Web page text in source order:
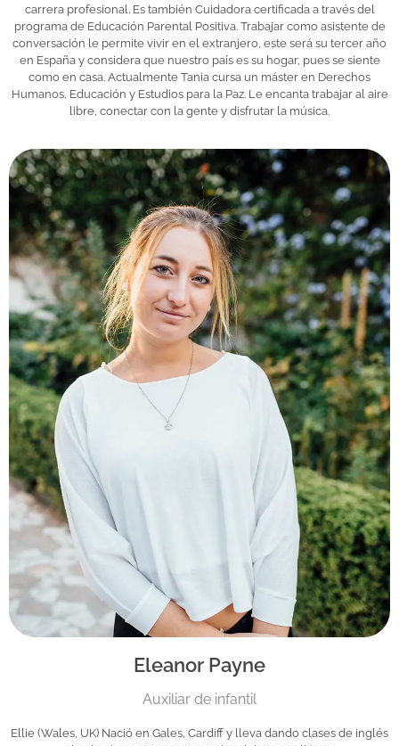
carrera profesional. Es también Cuidadora certificada a través del
programa de Educación Parental Positiva. Trabajar como asistente de
conversación le permite vivir en el extranjero, este será su tercer año
en España y considera que nuestro país es su hogar, pues se siente
como en casa. Actualmente Tania cursa un máster en Derechos
Humanos, Educación y Estudios para la Paz. Le encanta trabajar al aire
libre, conectar con la gente y disfrutar la música.
Eleanor Payne
Auxiliar de infantil
Ellie (Wales, UK) Nació en Gales, Cardiff y lleva dando clases de inglés